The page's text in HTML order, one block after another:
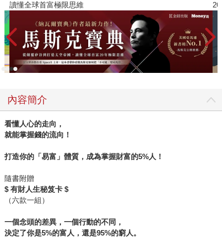
比起數字的起落，掌握人心的起伏才是致富關鍵，從這本書
開始，一起成為支配心裡又支配財富的聰明有錢人吧！
2026年8月金石堂強力推薦
內容簡介
看懂人心的走向，
就能掌握錢的流向！
打造你的「易富」體質，成為掌握財富的5%人！
隨書附贈
$ 有財人生秘笈卡 $
（六款一組）
一個念頭的差異，一個行動的不同，
決定了你是5%的富人，還是95%的窮人。